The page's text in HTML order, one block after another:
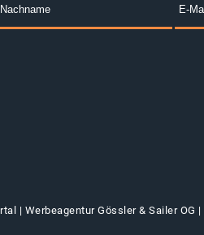
| Werbeagentur Gössler & Sailer OG |